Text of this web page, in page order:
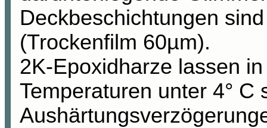
Deckbeschichtungen
(Trockenfilm 60µm).
2K-Epoxidharze lassen
Temperaturen unter 4°